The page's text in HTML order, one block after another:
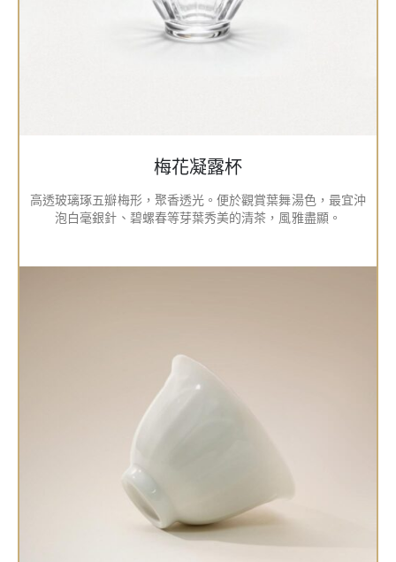
梅花凝露杯
高透玻璃琢五瓣梅形，聚香透光。便於觀賞葉舞湯色，最宜沖
泡白毫銀針、碧螺春等芽葉秀美的清茶，風雅盡顯。